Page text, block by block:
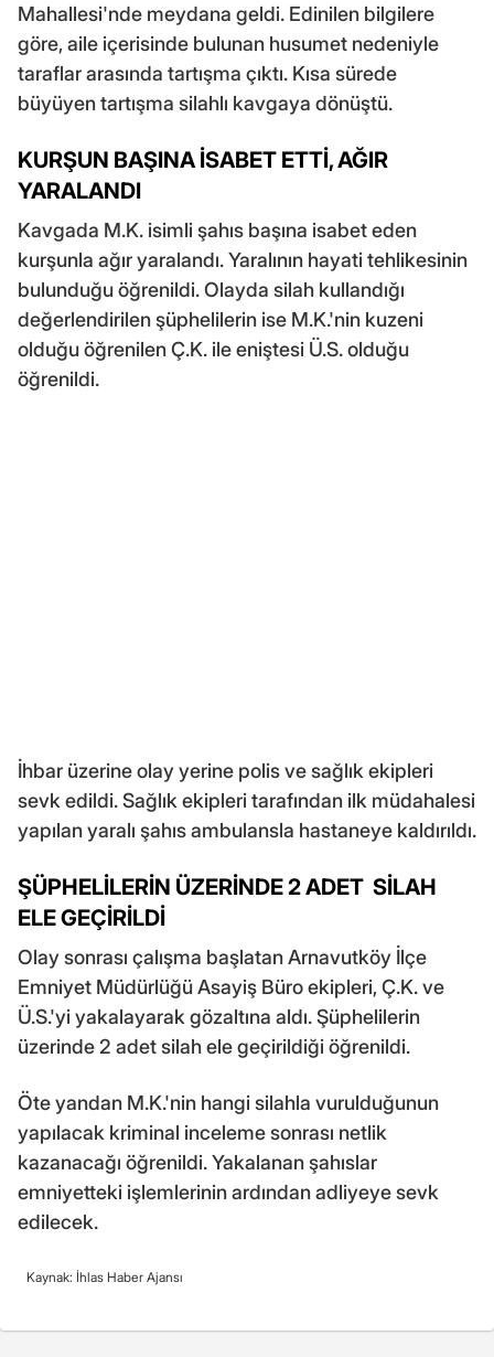
Mahallesi'nde meydana geldi. Edinilen bilgilere
göre, aile içerisinde bulunan husumet nedeniyle
taraflar arasında tartışma çıktı. Kısa sürede
büyüyen tartışma silahlı kavgaya dönüştü.
KURŞUN BAŞINA İSABET ETTİ, AĞIR
YARALANDI
Kavgada M.K. isimli şahıs başına isabet eden
kurşunla ağır yaralandı. Yaralının hayati tehlikesinin
bulunduğu öğrenildi. Olayda silah kullandığı
değerlendirilen şüphelilerin ise M.K.'nin kuzeni
olduğu öğrenilen Ç.K. ile eniştesi Ü.S. olduğu
öğrenildi.
İhbar üzerine olay yerine polis ve sağlık ekipleri
sevk edildi. Sağlık ekipleri tarafından ilk müdahalesi
yapılan yaralı şahıs ambulansla hastaneye kaldırıldı.
ŞÜPHELİLERİN ÜZERİNDE 2 ADET SİLAH
ELE GEÇİRİLDİ
Olay sonrası çalışma başlatan Arnavutköy İlçe
Emniyet Müdürlüğü Asayiş Büro ekipleri, Ç.K. ve
Ü.S.'yi yakalayarak gözaltına aldı. Şüphelilerin
üzerinde 2 adet silah ele geçirildiği öğrenildi.
Öte yandan M.K.'nin hangi silahla vurulduğunun
yapılacak kriminal inceleme sonrası netlik
kazanacağı öğrenildi. Yakalanan şahıslar
emniyetteki işlemlerinin ardından adliyeye sevk
edilecek.
Kaynak: İhlas Haber Ajansı